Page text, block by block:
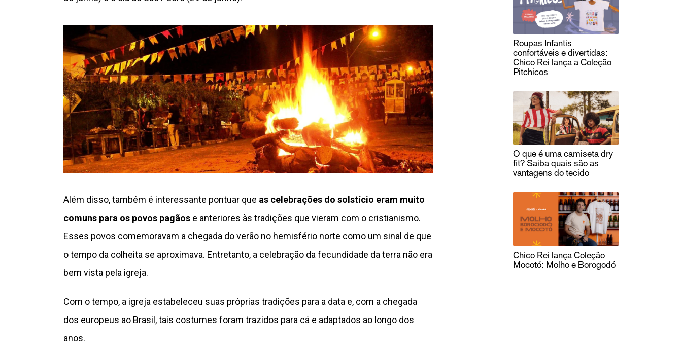
Além disso, também é interessante pontuar que as celebrações do solstício eram muito
comuns para os povos pagãos e anteriores às tradições que vieram com o cristianismo.
Esses povos comemoravam a chegada do verão no hemisfério norte como um sinal de que
o tempo da colheita se aproximava. Entretanto, a celebração da fecundidade da terra não era
bem vista pela igreja.
Com o tempo, a igreja estabeleceu suas próprias tradições para a data e, com a chegada
dos europeus ao Brasil, tais costumes foram trazidos para cá e adaptados ao longo dos
anos.
Roupas Infantis
confortáveis e divertidas:
Chico Rei lança a Coleção
Pitchicos
O que é uma camiseta dry
fit? Saiba quais são as
vantagens do tecido
Chico Rei lança Coleção
Mocotó: Molho e Borogodó